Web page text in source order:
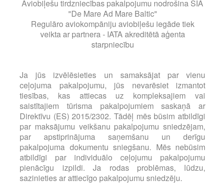
Aviobiļešu tirdzniecības pakalpojumu nodrošina SIA
"De Mare Ad Mare Baltic"
Regulāro aviokompāniju aviobiļešu iegāde tiek
veikta ar partnera - IATA akreditētā aģenta
starpniecību
Ja jūs izvēlēsieties un samaksājat par vienu
ceļojuma pakalpojumu, jūs nevarēsiet izmantot
tiesības, kas attiecas uz kompleksajiem vai
saistītajiem tūrisma pakalpojumiem saskaņā ar
Direktīvu (ES) 2015/2302. Tādēļ mēs būsim atbildīgi
par maksājumu veikšanu pakalpojumu sniedzējam,
par apstiprinājuma saņemšanu un derīgu
pakalpojuma dokumentu sniegšanu. Mēs nebūsim
atbildīgi par individuālo ceļojumu pakalpojumu
pienācīgu izpildi. Ja rodas problēmas, lūdzu,
sazinieties ar attiecīgo pakalpojumu sniedzēju.